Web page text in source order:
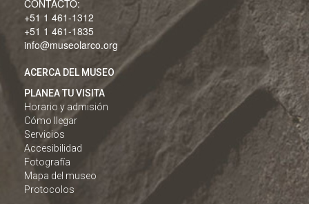
CONTACTO:
+51 1 461-1312
+51 1 461-1835
info@museolarco.org
ACERCA DEL MUSEO
PLANEA TU VISITA
Horario y admisión
Cómo llegar
Servicios
Accesibilidad
Fotografía
Mapa del museo
Protocolos